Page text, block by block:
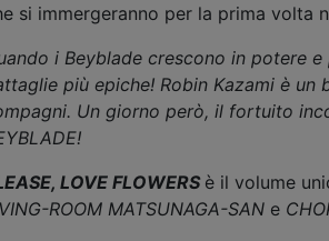
si immergeranno per la prima volta
i Beyblade crescono in potere
più epiche! Robin Kazami è
Un giorno però, il fortuito
LOVE FLOWERS è il volume
ROOM MATSUNAGA-SAN e